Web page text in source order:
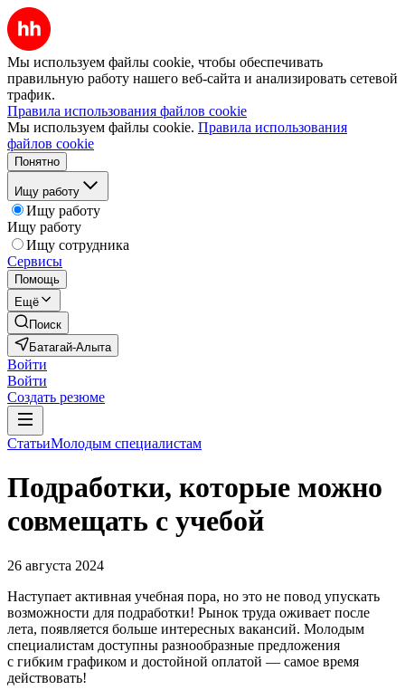
Мы используем файлы cookie, чтобы обеспечивать
правильную работу нашего веб-сайта и анализировать сетевой
трафик.
Правила использования файлов cookie
Мы используем файлы cookie. Правила использования
файлов cookie
Понятно
Ищу работу
Ищу работу
Ищу работу
Ищу сотрудника
Сервисы
Помощь
Ещё
Поиск
Батагай-Алыта
Войти
Войти
Создать резюме
СтатьиМолодым специалистам
Подработки, которые можно
совмещать с учебой
26 августа 2024
Наступает активная учебная пора, но это не повод упускать
возможности для подработки! Рынок труда оживает после
лета, появляется больше интересных вакансий. Молодым
специалистам доступны разнообразные предложения
с гибким графиком и достойной оплатой — самое время
действовать!